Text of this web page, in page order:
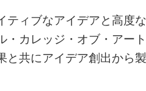
ティブなアイデアと高度
・カレッジ・オブ・アー
と共にアイデア創出から